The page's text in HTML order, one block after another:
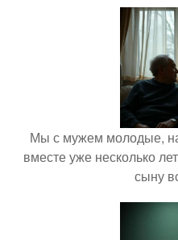
Мы с мужем молодые,
вместе уже несколько
сыну